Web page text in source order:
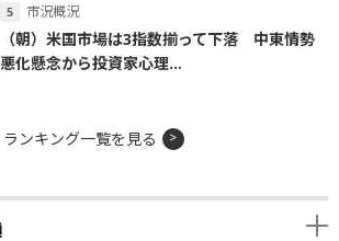
市況概況
（朝）米国市場は3指数揃って下落 中東情勢
悪化懸念から投資家心理...
ランキング一覧を見る